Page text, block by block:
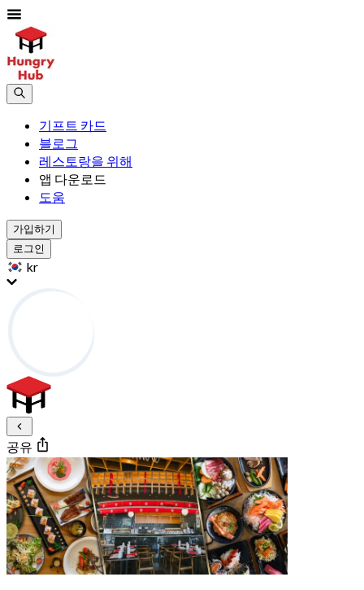
기프트 카드
블로그
레스토랑을 위해
앱 다운로드
도움
가입하기
로그인
kr
공유